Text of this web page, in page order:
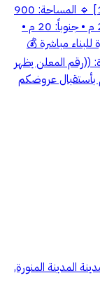
🏡 أرض للبيع في حي حمراء الأسد عرض رقم[133] 🔹 المساحة: 900
متر مربع 🔹 الواجهة: غربية 🔹 الأطوال: • شمالاً: 20 م • جنوباً: 20 م •
للبناء مباشرة 💰
((رقم المعلن يظهر
بأستقبال عروضكم
المدينة المنورة,